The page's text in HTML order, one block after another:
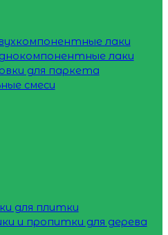
лаки
лаки
для паркета
смеси
для плитки
и пропитки для дерева